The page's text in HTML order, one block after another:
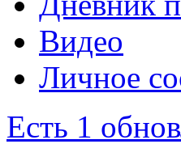
Видео
Личное
Есть 1